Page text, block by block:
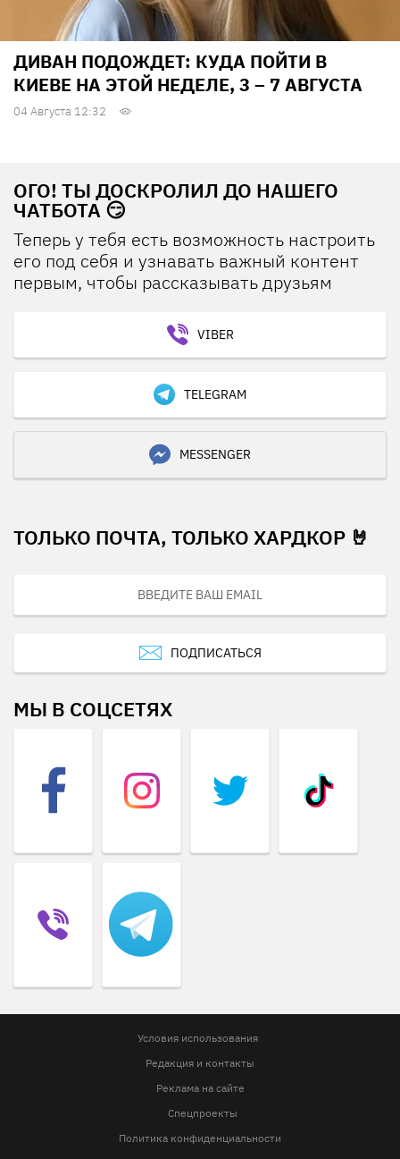
ДИВАН ПОДОЖДЕТ: КУДА ПОЙТИ В
КИЕВЕ НА ЭТОЙ НЕДЕЛЕ, 3 – 7 АВГУСТА
04 Августа 12:32
ОГО! ТЫ ДОСКРОЛИЛ ДО НАШЕГО
ЧАТБОТА 😏
Теперь у тебя есть возможность настроить
его под себя и узнавать важный контент
первым, чтобы рассказывать друзьям
VIBER
TELEGRAM
MESSENGER
ТОЛЬКО ПОЧТА, ТОЛЬКО ХАРДКОР 🤘
ПОДПИСАТЬСЯ
МЫ В СОЦСЕТЯХ
Условия использования
Редакция и контакты
Реклама на сайте
Спецпроекты
Политика конфиденциальности